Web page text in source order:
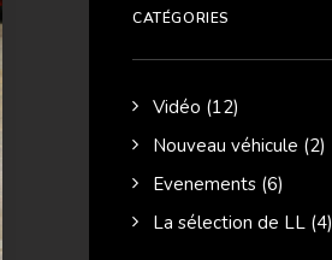
CATÉGORIES
Vidéo (12)
Nouveau véhicule (2)
Evenements (6)
La sélection de LL (4)